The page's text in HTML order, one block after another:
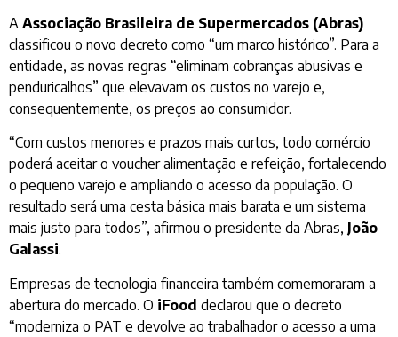
A Associação Brasileira de Supermercados (Abras)
classificou o novo decreto como “um marco histórico”. Para a
entidade, as novas regras “eliminam cobranças abusivas e
penduricalhos” que elevavam os custos no varejo e,
consequentemente, os preços ao consumidor.
“Com custos menores e prazos mais curtos, todo comércio
poderá aceitar o voucher alimentação e refeição, fortalecendo
o pequeno varejo e ampliando o acesso da população. O
resultado será uma cesta básica mais barata e um sistema
mais justo para todos”, afirmou o presidente da Abras, João
Galassi.
Empresas de tecnologia financeira também comemoraram a
abertura do mercado. O iFood declarou que o decreto
“moderniza o PAT e devolve ao trabalhador o acesso a uma